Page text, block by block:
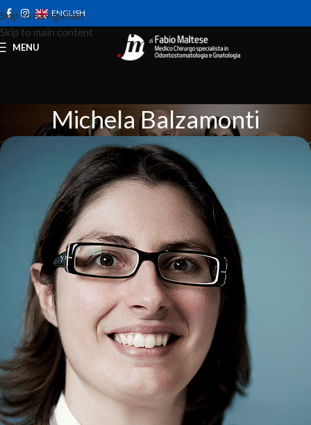
Skip to navigation
Skip to main content
ENGLISH
MENU
Michela Balzamonti
Le Persone Michela Balzamonti